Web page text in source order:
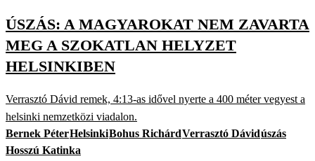
ÚSZÁS: A MAGYAROKAT NEM ZAVARTA
MEG A SZOKATLAN HELYZET
HELSINKIBEN
Verrasztó Dávid remek, 4:13-as idővel nyerte a 400 méter vegyest a
helsinki nemzetközi viadalon.
Bernek PéterHelsinkiBohus RichárdVerrasztó Dávidúszás
Hosszú Katinka